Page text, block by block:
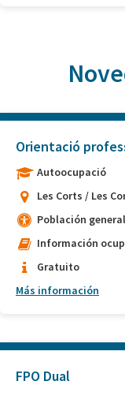
Orientació
Autoocupació
Les Corts / Les
Población general
Información
Gratuito
Más información
FPO Dual